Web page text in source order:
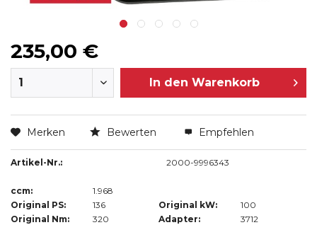
235,00 €
In den Warenkorb
Merken Bewerten Empfehlen
Artikel-Nr.: 2000-9996343
ccm:
1.968
Original PS:
136 Original kW:
100
Original Nm:
320 Adapter: 3712